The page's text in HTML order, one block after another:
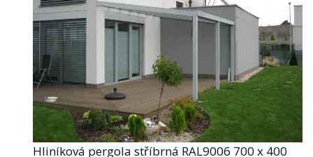
Hliníková pergola stříbrná RAL9006 700 x 400